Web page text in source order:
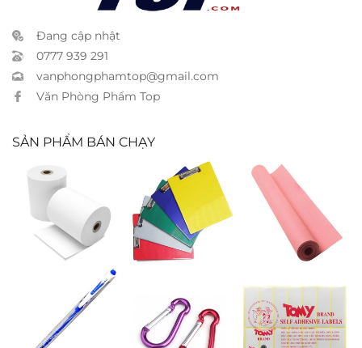
Đang cập nhật
0777 939 291
vanphongphamtop@gmail.com
Văn Phòng Phẩm Top
SẢN PHẨM BÁN CHẠY
Giấy cảm nhiệt
57mm
Bìa trình ký
simili đơn
Giấy bìa A3
hồng
Bút bi TL 079
xanh
Móc cài
Nhãn decal
Tomy 104
(25x78mm)